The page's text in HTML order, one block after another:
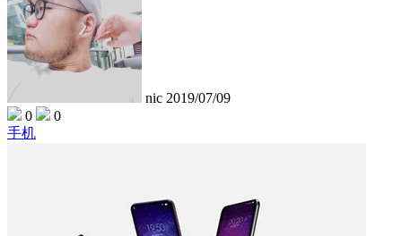
nic 2019/07/09
0
0
手机